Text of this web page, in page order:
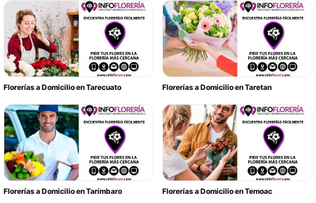
Florerías a Domicilio en Tarecuato Florerías a Domicilio en Taretan
Florerías a Domicilio en Tarímbaro Florerías a Domicilio en Temoac